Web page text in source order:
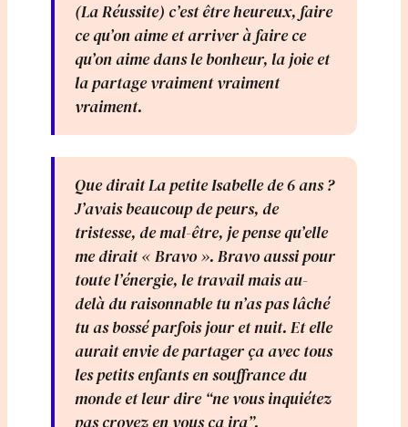
(La Réussite) c’est être heureux, faire
ce qu’on aime et arriver à faire ce
qu’on aime dans le bonheur, la joie et
la partage vraiment vraiment
vraiment.
Que dirait La petite Isabelle de 6 ans ?
J’avais beaucoup de peurs, de
tristesse, de mal-être, je pense qu’elle
me dirait « Bravo ». Bravo aussi pour
toute l’énergie, le travail mais au-
delà du raisonnable tu n’as pas lâché
tu as bossé parfois jour et nuit. Et elle
aurait envie de partager ça avec tous
les petits enfants en souffrance du
monde et leur dire “ne vous inquiétez
pas croyez en vous ça ira”.